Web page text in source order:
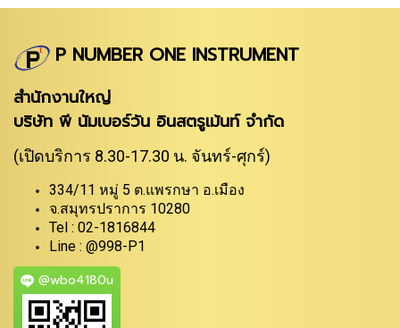
P NUMBER ONE INSTRUMENT
สำนักงานใหญ่
บริษัท พี นัมเบอร์วัน อินสตรูเม้นท์ จำกัด
(เปิดบริการ 8.30-17.30 น. จันทร์-ศุกร์)
334/11 หมู่ 5 ต.แพรกษา อ.เมือง
จ.สมุทรปราการ 10280
Tel : 02-1816844
Line : @998-P1
@wbo4180u